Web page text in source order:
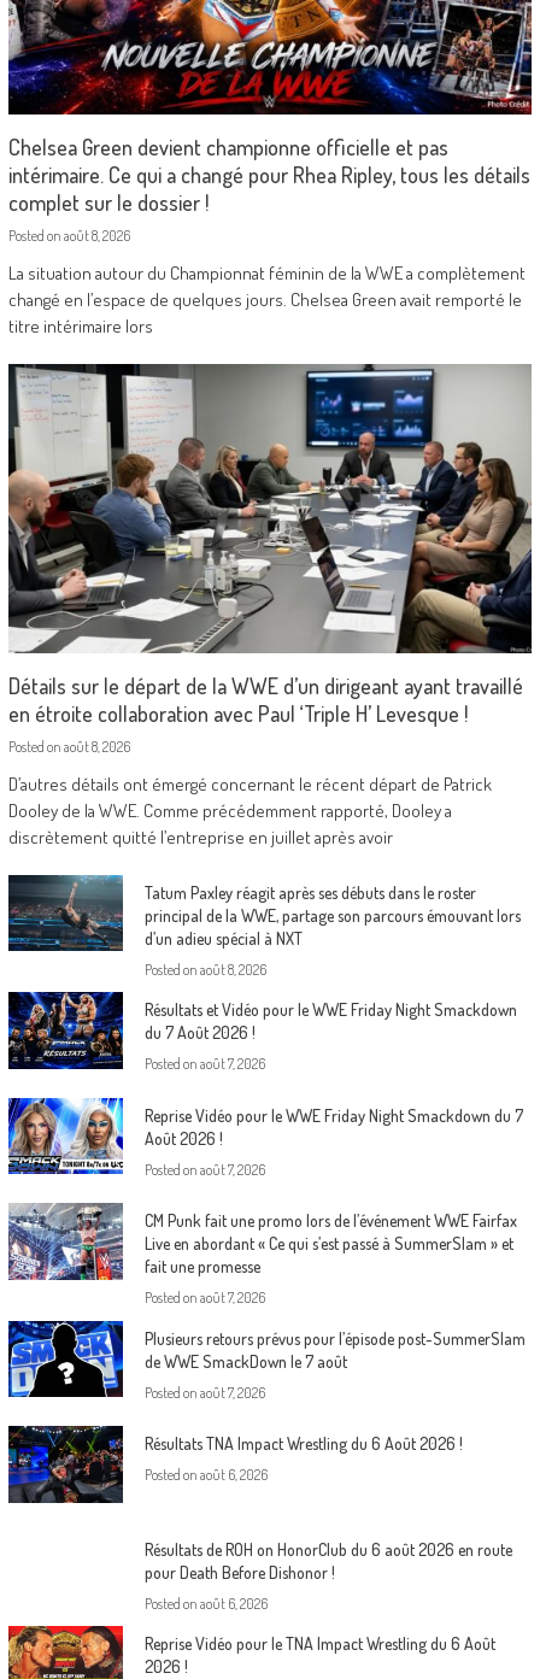
Chelsea Green devient championne officielle et pas
intérimaire. Ce qui a changé pour Rhea Ripley, tous les détails
complet sur le dossier !
Posted on août 8, 2026
La situation autour du Championnat féminin de la WWE a complètement
changé en l’espace de quelques jours. Chelsea Green avait remporté le
titre intérimaire lors
Détails sur le départ de la WWE d’un dirigeant ayant travaillé
en étroite collaboration avec Paul ‘Triple H’ Levesque !
Posted on août 8, 2026
D’autres détails ont émergé concernant le récent départ de Patrick
Dooley de la WWE. Comme précédemment rapporté, Dooley a
discrètement quitté l’entreprise en juillet après avoir
Tatum Paxley réagit après ses débuts dans le roster
principal de la WWE, partage son parcours émouvant lors
d’un adieu spécial à NXT
Posted on août 8, 2026
Résultats et Vidéo pour le WWE Friday Night Smackdown
du 7 Août 2026 !
Posted on août 7, 2026
Reprise Vidéo pour le WWE Friday Night Smackdown du 7
Août 2026 !
Posted on août 7, 2026
CM Punk fait une promo lors de l’événement WWE Fairfax
Live en abordant « Ce qui s’est passé à SummerSlam » et
fait une promesse
Posted on août 7, 2026
Plusieurs retours prévus pour l’épisode post-SummerSlam
de WWE SmackDown le 7 août
Posted on août 7, 2026
Résultats TNA Impact Wrestling du 6 Août 2026 !
Posted on août 6, 2026
Résultats de ROH on HonorClub du 6 août 2026 en route
pour Death Before Dishonor !
Posted on août 6, 2026
Reprise Vidéo pour le TNA Impact Wrestling du 6 Août
2026 !